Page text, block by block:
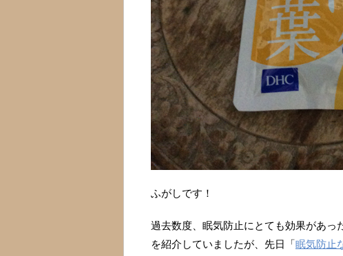
ふがしです！
過去数度、眠気防止にとても効果があっ
を紹介していましたが、先日「眠気防止